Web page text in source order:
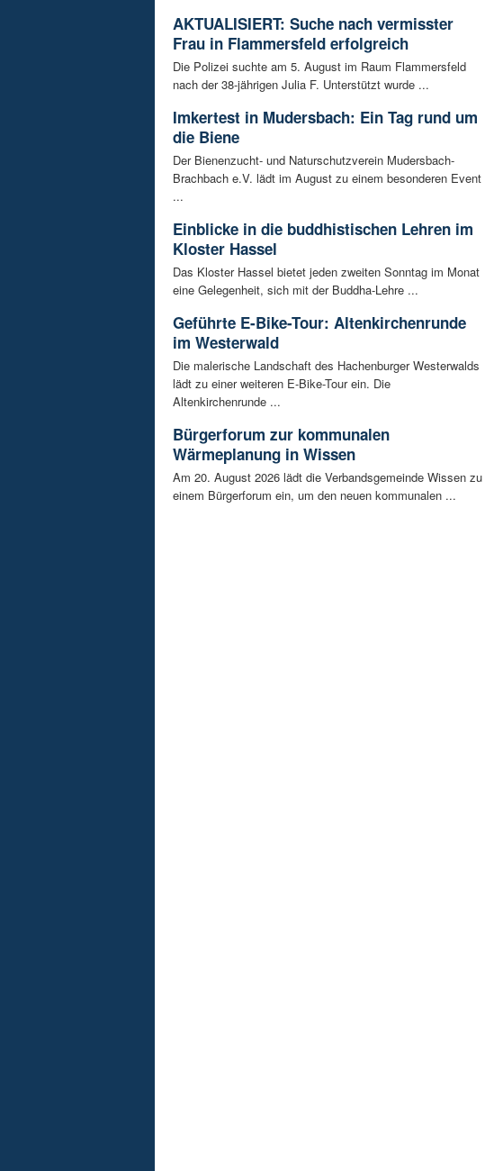
AKTUALISIERT: Suche nach vermisster
Frau in Flammersfeld erfolgreich
Die Polizei suchte am 5. August im Raum Flammersfeld
nach der 38-jährigen Julia F. Unterstützt wurde ...
Imkertest in Mudersbach: Ein Tag rund um
die Biene
Der Bienenzucht- und Naturschutzverein Mudersbach-
Brachbach e.V. lädt im August zu einem besonderen Event
...
Einblicke in die buddhistischen Lehren im
Kloster Hassel
Das Kloster Hassel bietet jeden zweiten Sonntag im Monat
eine Gelegenheit, sich mit der Buddha-Lehre ...
Geführte E-Bike-Tour: Altenkirchenrunde
im Westerwald
Die malerische Landschaft des Hachenburger Westerwalds
lädt zu einer weiteren E-Bike-Tour ein. Die
Altenkirchenrunde ...
Bürgerforum zur kommunalen
Wärmeplanung in Wissen
Am 20. August 2026 lädt die Verbandsgemeinde Wissen zu
einem Bürgerforum ein, um den neuen kommunalen ...